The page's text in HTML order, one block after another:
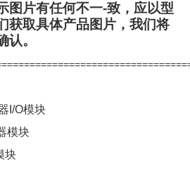
图片有任何不一-致，应以型
获取具体产品图片，我们将
认。
I/O模块
模块
块